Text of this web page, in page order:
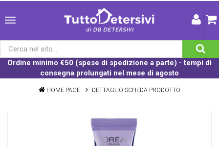
Ordine minimo €50 (spese di spedizione a parte) - tempi di
consegna prolungati nel mese di agosto
HOME PAGE DETTAGLIO SCHEDA PRODOTTO